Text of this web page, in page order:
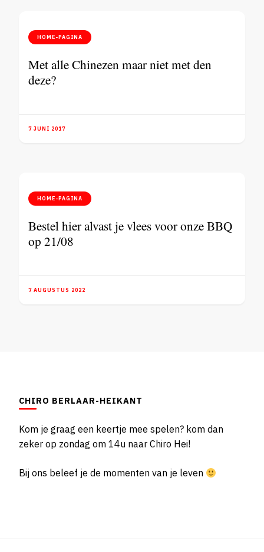
HOME-PAGINA
Met alle Chinezen maar niet met den
deze?
7 JUNI 2017
HOME-PAGINA
Bestel hier alvast je vlees voor onze BBQ
op 21/08
7 AUGUSTUS 2022
CHIRO BERLAAR-HEIKANT
Kom je graag een keertje mee spelen? kom dan
zeker op zondag om 14u naar Chiro Hei!
Bij ons beleef je de momenten van je leven